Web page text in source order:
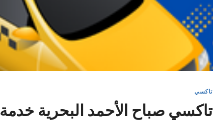
تاكسي
تاكسي صباح الأحمد البحرية